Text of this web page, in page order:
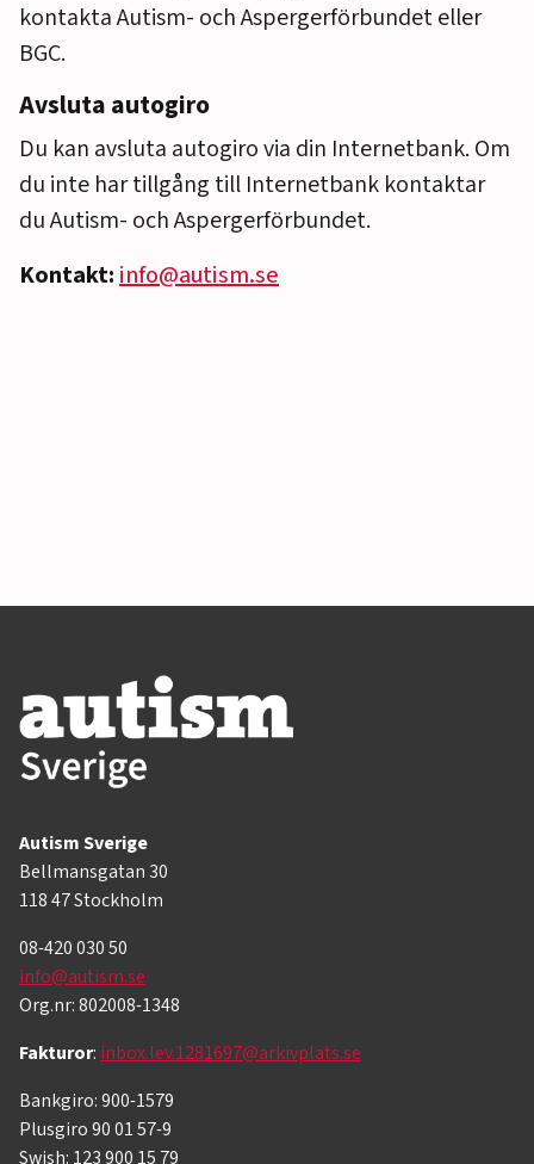
kontakta Autism- och Aspergerförbundet eller
BGC.
Avsluta autogiro
Du kan avsluta autogiro via din Internetbank. Om
du inte har tillgång till Internetbank kontaktar
du Autism- och Aspergerförbundet.
Kontakt:info@autism.se
Autism Sverige
Bellmansgatan 30
118 47 Stockholm
08-420 030 50
info@autism.se
Org.nr: 802008-1348
Fakturor: inbox.lev.1281697@arkivplats.se
Bankgiro: 900-1579
Plusgiro 90 01 57-9
Swish: 123 900 15 79